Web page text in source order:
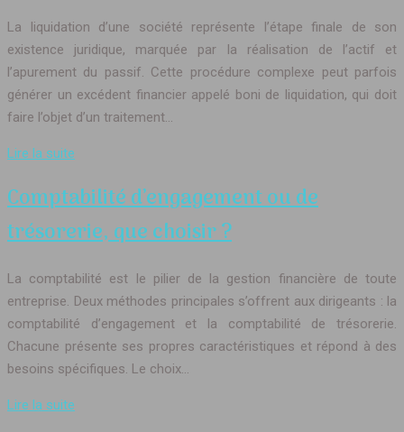
La liquidation d’une société représente l’étape finale de son
existence juridique, marquée par la réalisation de l’actif et
l’apurement du passif. Cette procédure complexe peut parfois
générer un excédent financier appelé boni de liquidation, qui doit
faire l’objet d’un traitement…
Lire la suite
Comptabilité d’engagement ou de
trésorerie, que choisir ?
La comptabilité est le pilier de la gestion financière de toute
entreprise. Deux méthodes principales s’offrent aux dirigeants : la
comptabilité d’engagement et la comptabilité de trésorerie.
Chacune présente ses propres caractéristiques et répond à des
besoins spécifiques. Le choix…
Lire la suite